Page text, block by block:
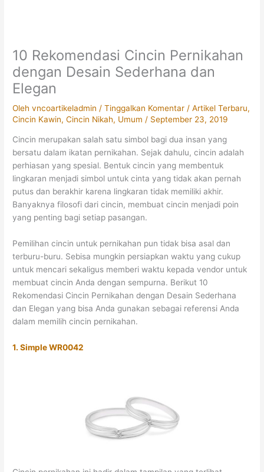
10 Rekomendasi Cincin Pernikahan
dengan Desain Sederhana dan
Elegan
Olehvncoartikeladmin /Tinggalkan Komentar /Artikel Terbaru,
Cincin Kawin,Cincin Nikah, Umum / September 23, 2019
Cincin merupakan salah satu simbol bagi dua insan yang
bersatu dalam ikatan pernikahan. Sejak dahulu, cincin adalah
perhiasan yang spesial. Bentuk cincin yang membentuk
lingkaran menjadi simbol untuk cinta yang tidak akan pernah
putus dan berakhir karena lingkaran tidak memiliki akhir.
Banyaknya filosofi dari cincin, membuat cincin menjadi poin
yang penting bagi setiap pasangan.
Pemilihan cincin untuk pernikahan pun tidak bisa asal dan
terburu-buru. Sebisa mungkin persiapkan waktu yang cukup
untuk mencari sekaligus memberi waktu kepada vendor untuk
membuat cincin Anda dengan sempurna. Berikut 10
Rekomendasi Cincin Pernikahan dengan Desain Sederhana
dan Elegan yang bisa Anda gunakan sebagai referensi Anda
dalam memilih cincin pernikahan.
1. Simple WR0042